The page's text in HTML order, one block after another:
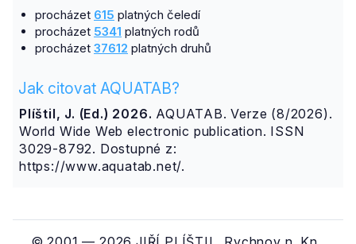
procházet 615 platných čeledí
procházet 5341 platných rodů
procházet 37612 platných druhů
Jak citovat AQUATAB?
Plíštil, J. (Ed.) 2026. AQUATAB. Verze (8/2026).
World Wide Web electronic publication. ISSN
3029-8792. Dostupné z:
https://www.aquatab.net/.